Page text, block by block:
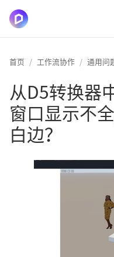
首页 工作流协作 通用问
从D5转换器
窗口显示不
白边？